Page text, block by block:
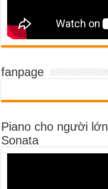
fanpage
Piano cho người
Sonata